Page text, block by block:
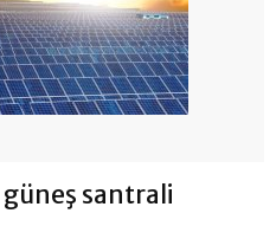
güneş santrali